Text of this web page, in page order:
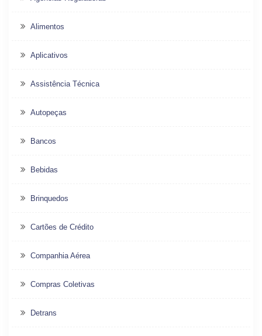
Alimentos
Aplicativos
Assistência Técnica
Autopeças
Bancos
Bebidas
Brinquedos
Cartões de Crédito
Companhia Aérea
Compras Coletivas
Detrans